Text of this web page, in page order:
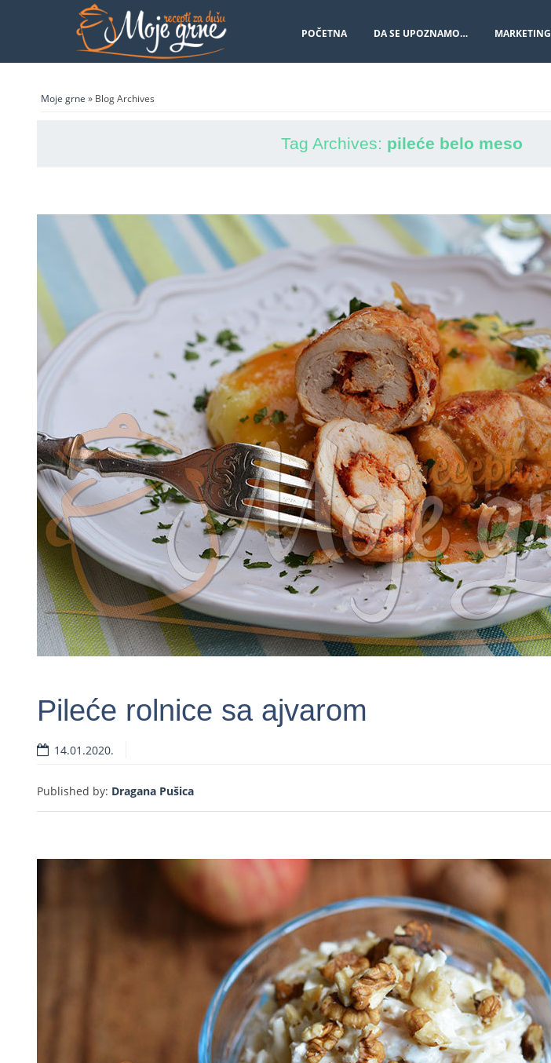
POČETNA DA SE UPOZNAMO… MARKETING
Moje grne » Blog Archives
Tag Archives: pileće belo meso
Pileće rolnice sa ajvarom
14.01.2020.
Published by: Dragana Pušica